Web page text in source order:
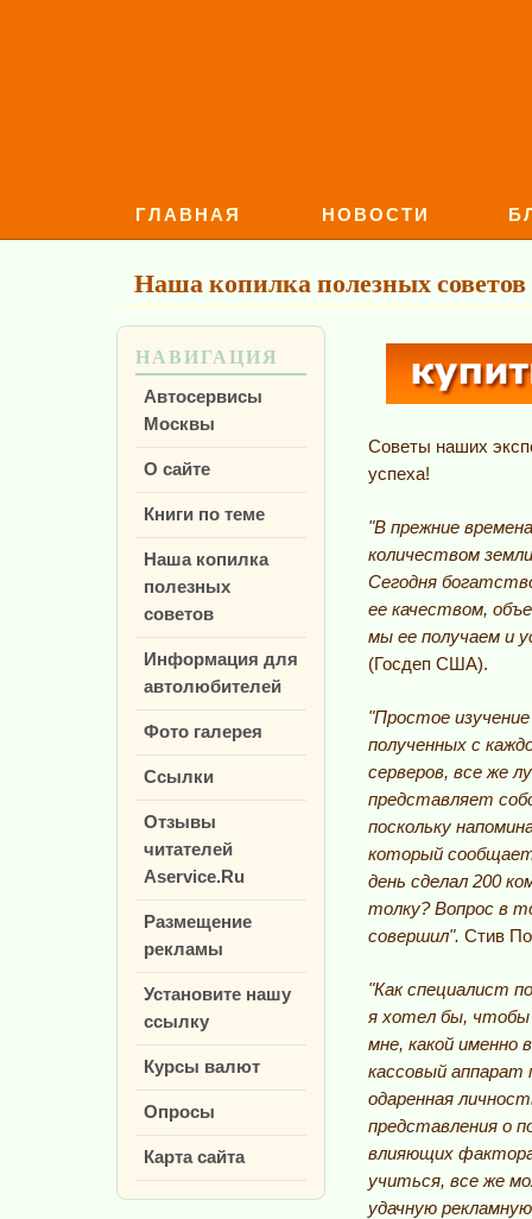
ГЛАВНАЯ НОВОСТИ
Наша копилка полезных советов
НАВИГАЦИЯ
Автосервисы
Москвы
О сайте
Книги по теме
Наша копилка
полезных
советов
Информация для
автолюбителей
Фото галерея
Ссылки
Отзывы
читателей
Aservice.Ru
Размещение
рекламы
Установите нашу
ссылку
Курсы валют
Опросы
Карта сайта
Советы наших
успеха!
"В прежние
количеством
Сегодня
ее качеством,
мы ее получаем и
(Госдеп США).
"Простое
полученных с
серверов, все же
представляет
поскольку
который
день сделал 200
толку? Вопрос в
совершил". Стив
"Как специалист
я хотел бы, чтобы
мне, какой именно
кассовый аппарат
одаренная
представления о
влияющих
учиться, все же
удачную